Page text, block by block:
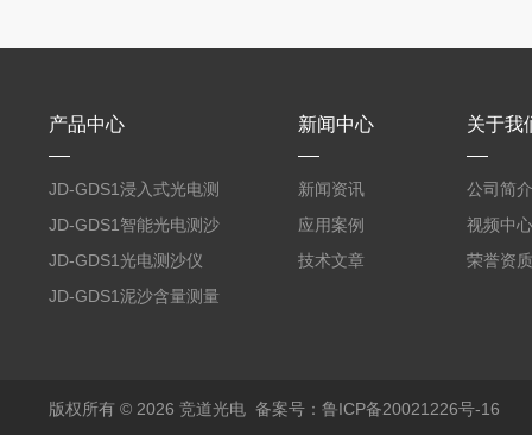
产品中心
JD-GDS1浸入式光电测
沙仪
JD-GDS1智能光电测沙
仪
JD-GDS1光电测沙仪
JD-GDS1泥沙含量测量
新闻中心
新闻资讯
应用案例
技术文章
关于我
公司简介
视频中心
荣誉资质
版权所有 © 2026 竞道光电 备案号：鲁ICP备20021226号-16